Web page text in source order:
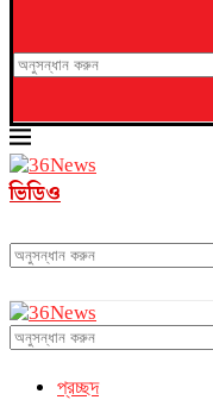
ভিডিও
প্রচ্ছদ